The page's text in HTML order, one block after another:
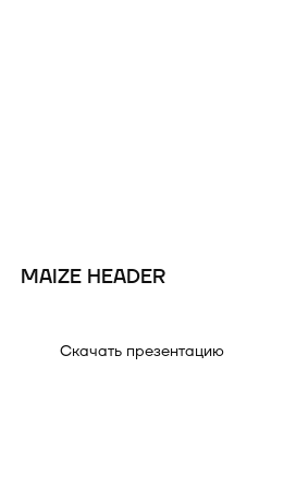
MAIZE HEADER
Скачать презентацию